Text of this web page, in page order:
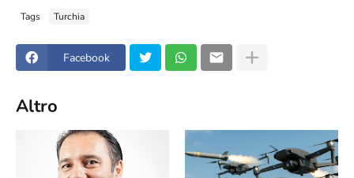
Tags Turchia
Facebook
Altro